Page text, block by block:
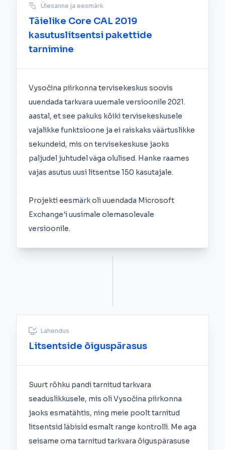
Ülesanne ja eesmärk
Täielike Core CAL 2019
kasutuslitsentsi pakettide
tarnimine
Vysočina piirkonna tervisekeskus soovis
uuendada tarkvara uuemale versioonile 2021.
aastal, et see pakuks kõiki tervisekeskusele
vajalikke funktsioone ja ei raiskaks väärtuslikke
sekundeid, mis on tervisekeskuse jaoks
paljudel juhtudel väga olulised. Hanke raames
vajas asutus uusi litsentse 150 kasutajale.
Projekti eesmärk oli uuendada Microsoft
Exchange'i uusimale olemasolevale
versioonile.
Lahendus
Litsentside õiguspärasus
Suurt rõhku pandi tarnitud tarkvara
seaduslikkusele, mis oli Vysočina piirkonna
jaoks esmatähtis, ning meie poolt tarnitud
litsentsid läbisid esmalt range kontrolli. Me aga
seisame oma tarnitud tarkvara õiguspärasuse